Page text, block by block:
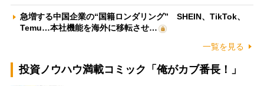
急増する中国企業の“国籍ロンダリング” SHEIN、TikTok、
Temu…本社機能を海外に移転させ…
一覧を見る
投資ノウハウ満載コミック「俺がカブ番長！」